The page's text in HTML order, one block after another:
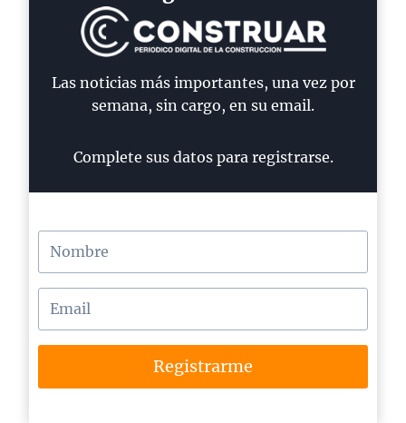
Las noticias más importantes, una vez por
semana, sin cargo, en su email.
Complete sus datos para registrarse.
Registrarme